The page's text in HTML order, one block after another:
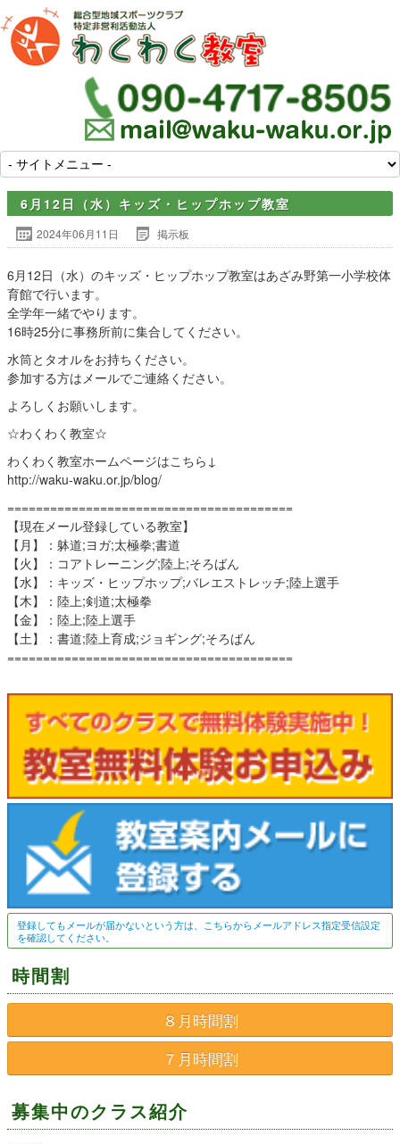
6月12日（水）キッズ・ヒップホップ教室
2024年06月11日 掲示板
6月12日（水）のキッズ・ヒップホップ教室はあざみ野第一小学校体
育館で行います。
全学年一緒でやります。
16時25分に事務所前に集合してください。
水筒とタオルをお持ちください。
参加する方はメールでご連絡ください。
よろしくお願いします。
☆わくわく教室☆
わくわく教室ホームページはこちら↓
http://waku-waku.or.jp/blog/
========================================
【現在メール登録している教室】
【月】：躰道;ヨガ;太極拳;書道
【火】：コアトレーニング;陸上;そろばん
【水】：キッズ・ヒップホップ;バレエストレッチ;陸上選手
【木】：陸上;剣道;太極拳
【金】：陸上;陸上選手
【土】：書道;陸上育成;ジョギング;そろばん
========================================
登録してもメールが届かないという方は、こちらからメールアドレス指定受信設定
を確認してください。
時間割
８月時間割
７月時間割
募集中のクラス紹介